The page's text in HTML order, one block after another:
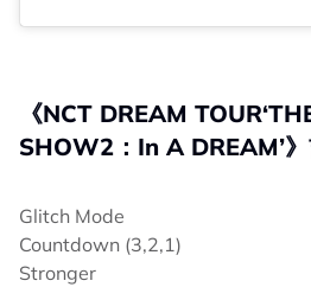
《NCT DREAM
SHOW2：In A DREAM’
Glitch Mode
Countdown (3,2,1)
Stronger